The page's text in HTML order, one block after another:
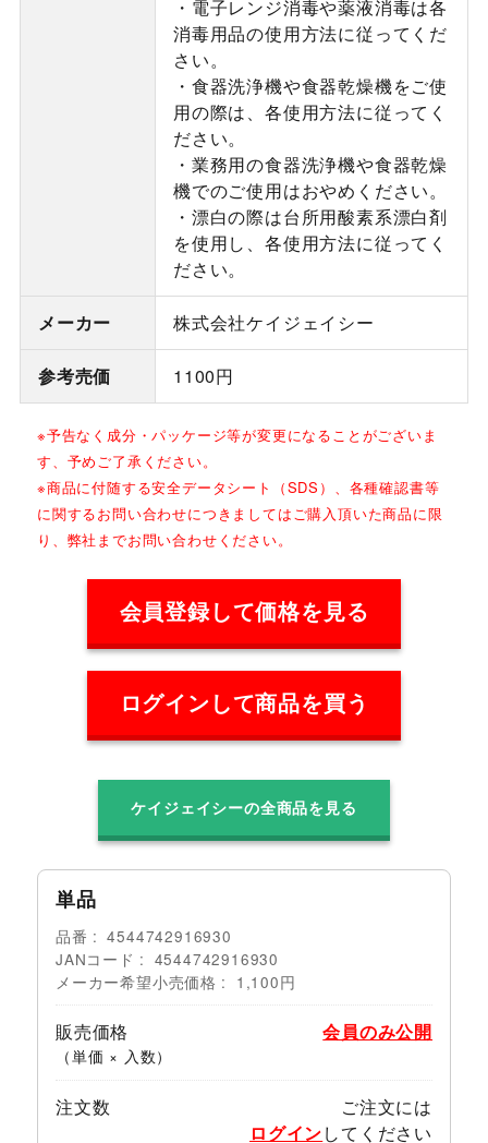
・電子レンジ消毒や薬液消毒は各
消毒用品の使用方法に従ってくだ
さい。
・食器洗浄機や食器乾燥機をご使
用の際は、各使用方法に従ってく
ださい。
・業務用の食器洗浄機や食器乾燥
機でのご使用はおやめください。
・漂白の際は台所用酸素系漂白剤
を使用し、各使用方法に従ってく
ださい。
メーカー 株式会社ケイジェイシー
参考売価 1100円
※予告なく成分・パッケージ等が変更になることがございま
す、予めご了承ください。
※商品に付随する安全データシート（SDS）、各種確認書等
に関するお問い合わせにつきましてはご購入頂いた商品に限
り、弊社までお問い合わせください。
会員登録して価格を見る
ログインして商品を買う
ケイジェイシーの全商品を見る
単品
品番
4544742916930
JANコード
4544742916930
メーカー希望小売価格
1,100円
販売価格
（単価 × 入数）
会員のみ公開
注文数
ご注文には
ログインしてください